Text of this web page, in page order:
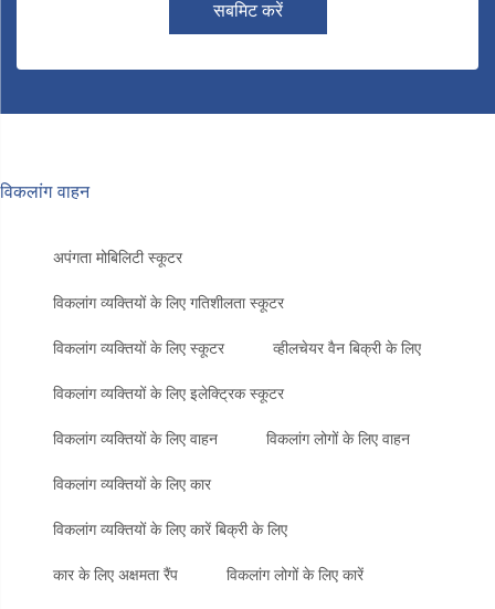
सबमिट करें
विकलांग वाहन
अपंगता मोबिलिटी स्कूटर
विकलांग व्यक्तियों के लिए गतिशीलता स्कूटर
विकलांग व्यक्तियों के लिए स्कूटर व्हीलचेयर वैन बिक्री के लिए
विकलांग व्यक्तियों के लिए इलेक्ट्रिक स्कूटर
विकलांग व्यक्तियों के लिए वाहन विकलांग लोगों के लिए वाहन
विकलांग व्यक्तियों के लिए कार
विकलांग व्यक्तियों के लिए कारें बिक्री के लिए
कार के लिए अक्षमता रैंप विकलांग लोगों के लिए कारें